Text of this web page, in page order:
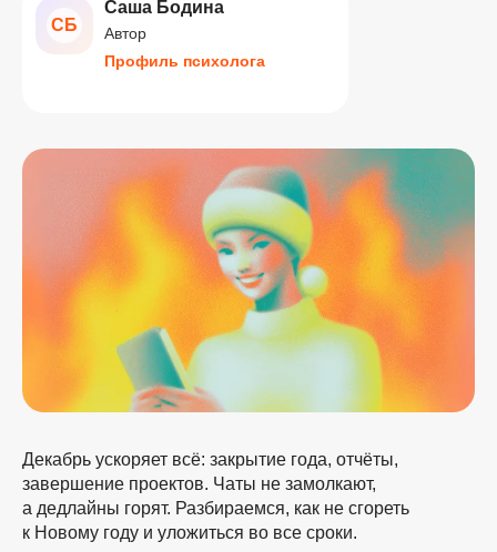
СБ
Саша Бодина
Автор
Профиль психолога
Декабрь ускоряет всё: закрытие года, отчёты,
завершение проектов. Чаты не замолкают,
а дедлайны горят. Разбираемся, как не сгореть
к Новому году и уложиться во все сроки.